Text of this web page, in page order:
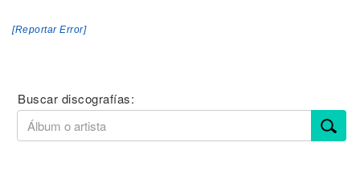
[Reportar Error]
Buscar discografías: